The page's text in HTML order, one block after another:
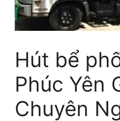
Hút bể
Phúc Yên
Chuyên